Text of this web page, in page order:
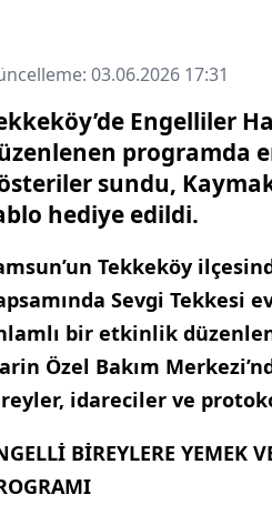
03.06.2026 17:31
Engelliler
programda
sundu,
hediye edildi.
Tekkeköy
Sevgi Tekkesi
bir etkinlik
Özel Bakım
idareciler ve
BİREYLERE YEMEK